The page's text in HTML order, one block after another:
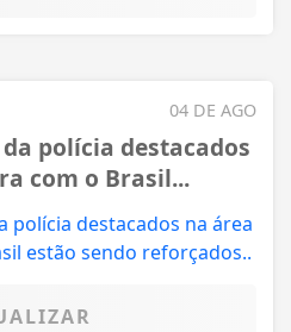
04 DE AGO
polícia destacados
com o Brasil...